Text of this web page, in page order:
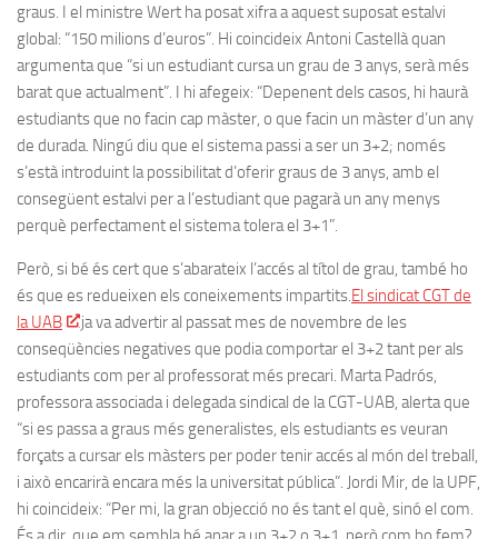
graus. I el ministre Wert ha posat xifra a aquest suposat estalvi
global: “150 milions d’euros”. Hi coincideix Antoni Castellà quan
argumenta que “si un estudiant cursa un grau de 3 anys, serà més
barat que actualment”. I hi afegeix: “Depenent dels casos, hi haurà
estudiants que no facin cap màster, o que facin un màster d’un any
de durada. Ningú diu que el sistema passi a ser un 3+2; només
s’està introduint la possibilitat d’oferir graus de 3 anys, amb el
consegüent estalvi per a l’estudiant que pagarà un any menys
perquè perfectament el sistema tolera el 3+1”.
Però, si bé és cert que s’abarateix l’accés al títol de grau, també ho
és que es redueixen els coneixements impartits. El sindicat CGT de
la UAB
ja va advertir al passat mes de novembre de les
conseqüències negatives que podia comportar el 3+2 tant per als
estudiants com per al professorat més precari. Marta Padrós,
professora associada i delegada sindical de la CGT-UAB, alerta que
“si es passa a graus més generalistes, els estudiants es veuran
forçats a cursar els màsters per poder tenir accés al món del treball,
i això encarirà encara més la universitat pública”. Jordi Mir, de la UPF,
hi coincideix: “Per mi, la gran objecció no és tant el què, sinó el com.